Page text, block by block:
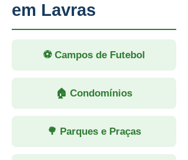
em Lavras
⚽ Campos de Futebol
🏠 Condomínios
🌳 Parques e Praças